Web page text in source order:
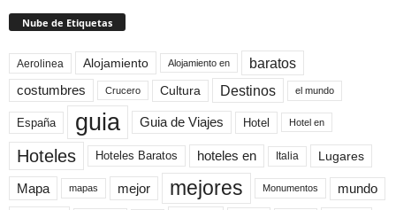
Nube de Etiquetas
Aerolinea Alojamiento Alojamiento en baratos
costumbres Crucero Cultura Destinos el mundo
España guia Guia de Viajes Hotel Hotel en
Hoteles Hoteles Baratos hoteles en Italia Lugares
Mapa mapas mejor mejores Monumentos mundo